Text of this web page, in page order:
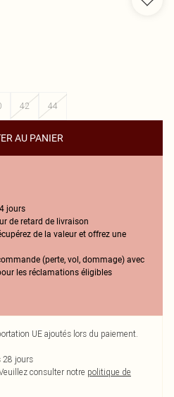
42 44
AU PANIER
jours
de retard de livraison
de la valeur et offrez une
(perte, vol, dommage) avec
les réclamations éligibles
UE ajoutés lors du paiement.
28 jours
consulter notre politique de